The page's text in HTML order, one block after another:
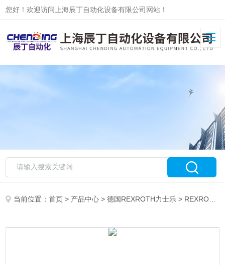
您好！欢迎访问上海辰丁自动化设备有限公司网站！
当前位置：首页 > 产品中心 >德国REXROTH力士乐 > REXROTH力士乐叶片泵